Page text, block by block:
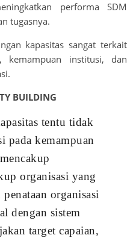
performa SDM
tugasnya.
kapasitas sangat terkait
kemampuan institusi, dan
BUILDING
tentu tidak
pada kemampuan
organisasi yang
organisasi
dengan sistem
target capaian,